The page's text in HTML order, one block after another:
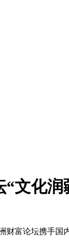
文化润
财富论坛携手